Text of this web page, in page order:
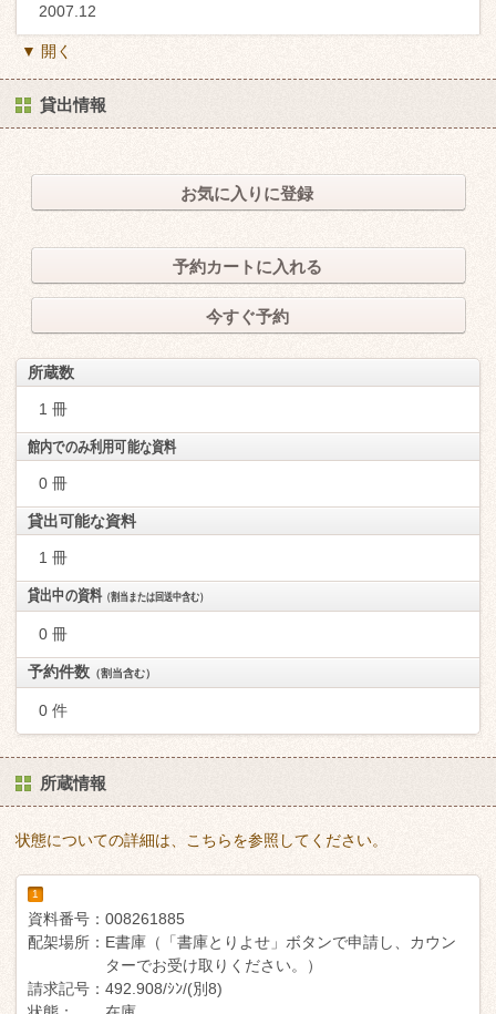
2007.12
▼ 開く
貸出情報
お気に入りに登録
予約カートに入れる
今すぐ予約
所蔵数
1 冊
館内でのみ利用可能な資料
0 冊
貸出可能な資料
1 冊
貸出中の資料（割当または回送中含む）
0 冊
予約件数 （割当含む）
0 件
所蔵情報
状態についての詳細は、こちらを参照してください。
1
資料番号： 008261885
配架場所： E書庫（「書庫とりよせ」ボタンで申請し、カウン
ターでお受け取りください。）
請求記号： 492.908/ｼﾝ/(別8)